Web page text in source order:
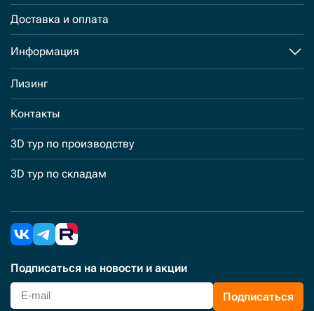
Доставка и оплата
Информация
Лизинг
Контакты
3D тур по производству
3D тур по складам
Подписаться на новости и акции
Подписаться